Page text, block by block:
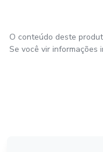
O conteúdo deste
Se você vir informações